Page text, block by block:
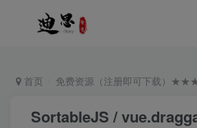
首页 免费资源（注册即可下载）
SortableJS /